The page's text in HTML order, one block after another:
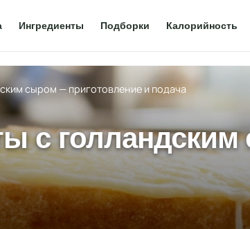
Ингредиенты Подборки Калорийность
сыром — приготовление и подача
с